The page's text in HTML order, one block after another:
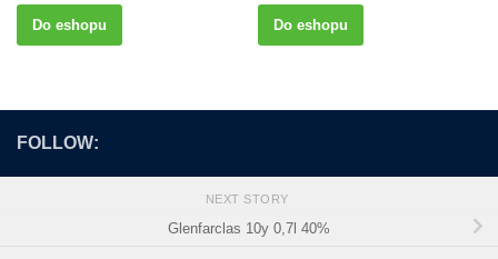
Do eshopu Do eshopu
FOLLOW:
NEXT STORY
Glenfarclas 10y 0,7l 40%